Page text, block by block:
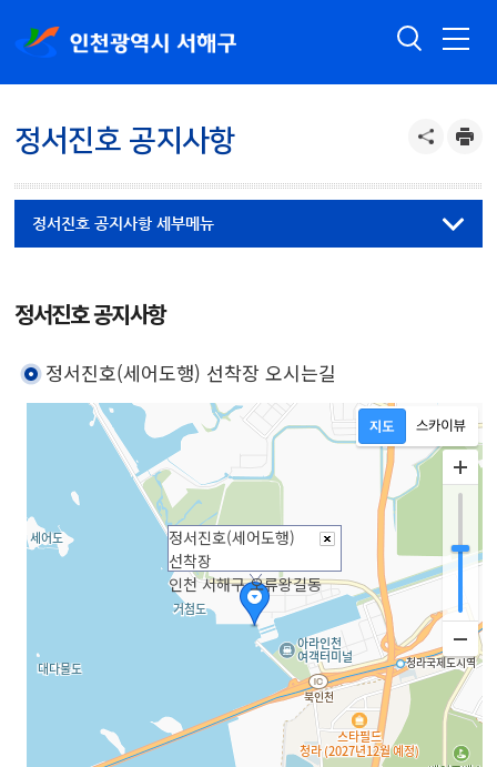
정서진호 공지사항
정서진호 공지사항 세부메뉴
정서진호 공지사항
정서진호(세어도행) 선착장 오시는길
정서진호(세어도행)
선착장
인천 서해구 오류왕길동